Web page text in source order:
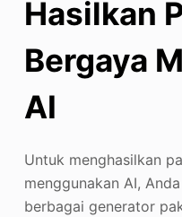
Hasilkan
Bergaya
AI
Untuk menghasilkan
menggunakan AI,
berbagai generator